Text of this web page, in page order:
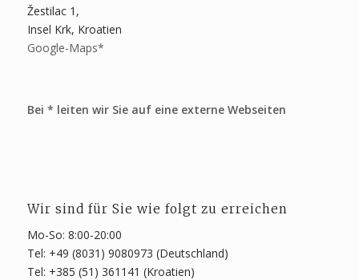
Žestilac 1,
Insel Krk, Kroatien
Google-Maps*
Bei * leiten wir Sie auf eine externe Webseiten
Wir sind für Sie wie folgt zu erreichen
Mo-So: 8:00-20:00
Tel: +49 (8031) 9080973 (Deutschland)
Tel: +385 (51) 361141 (Kroatien)